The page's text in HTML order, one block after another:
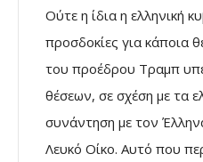
Ούτε η ίδια η ελληνική
προσδοκίες για κάποια
του προέδρου Τραμπ
θέσεων, σε σχέση με τα
συνάντηση με τον
Λευκό Οίκο. Αυτό που